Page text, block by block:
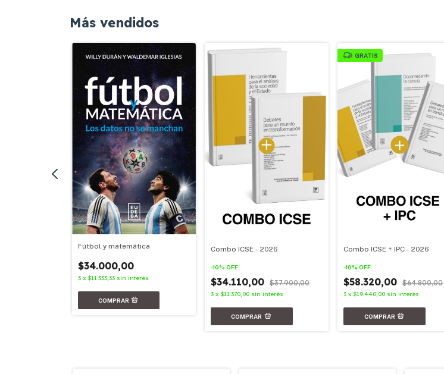
Más vendidos
Fútbol y matemática
$34.000,00
3 x $11.333,33 sin interés
Combo ICSE - 2026
-10%OFF
$34.110,00 $37.900,00
3 x$11.370,00 sin interés
GRATIS
Combo ICSE + IPC - 2026
-10%OFF
$58.320,00 $64.800,00
3 x$19.440,00 sin interés